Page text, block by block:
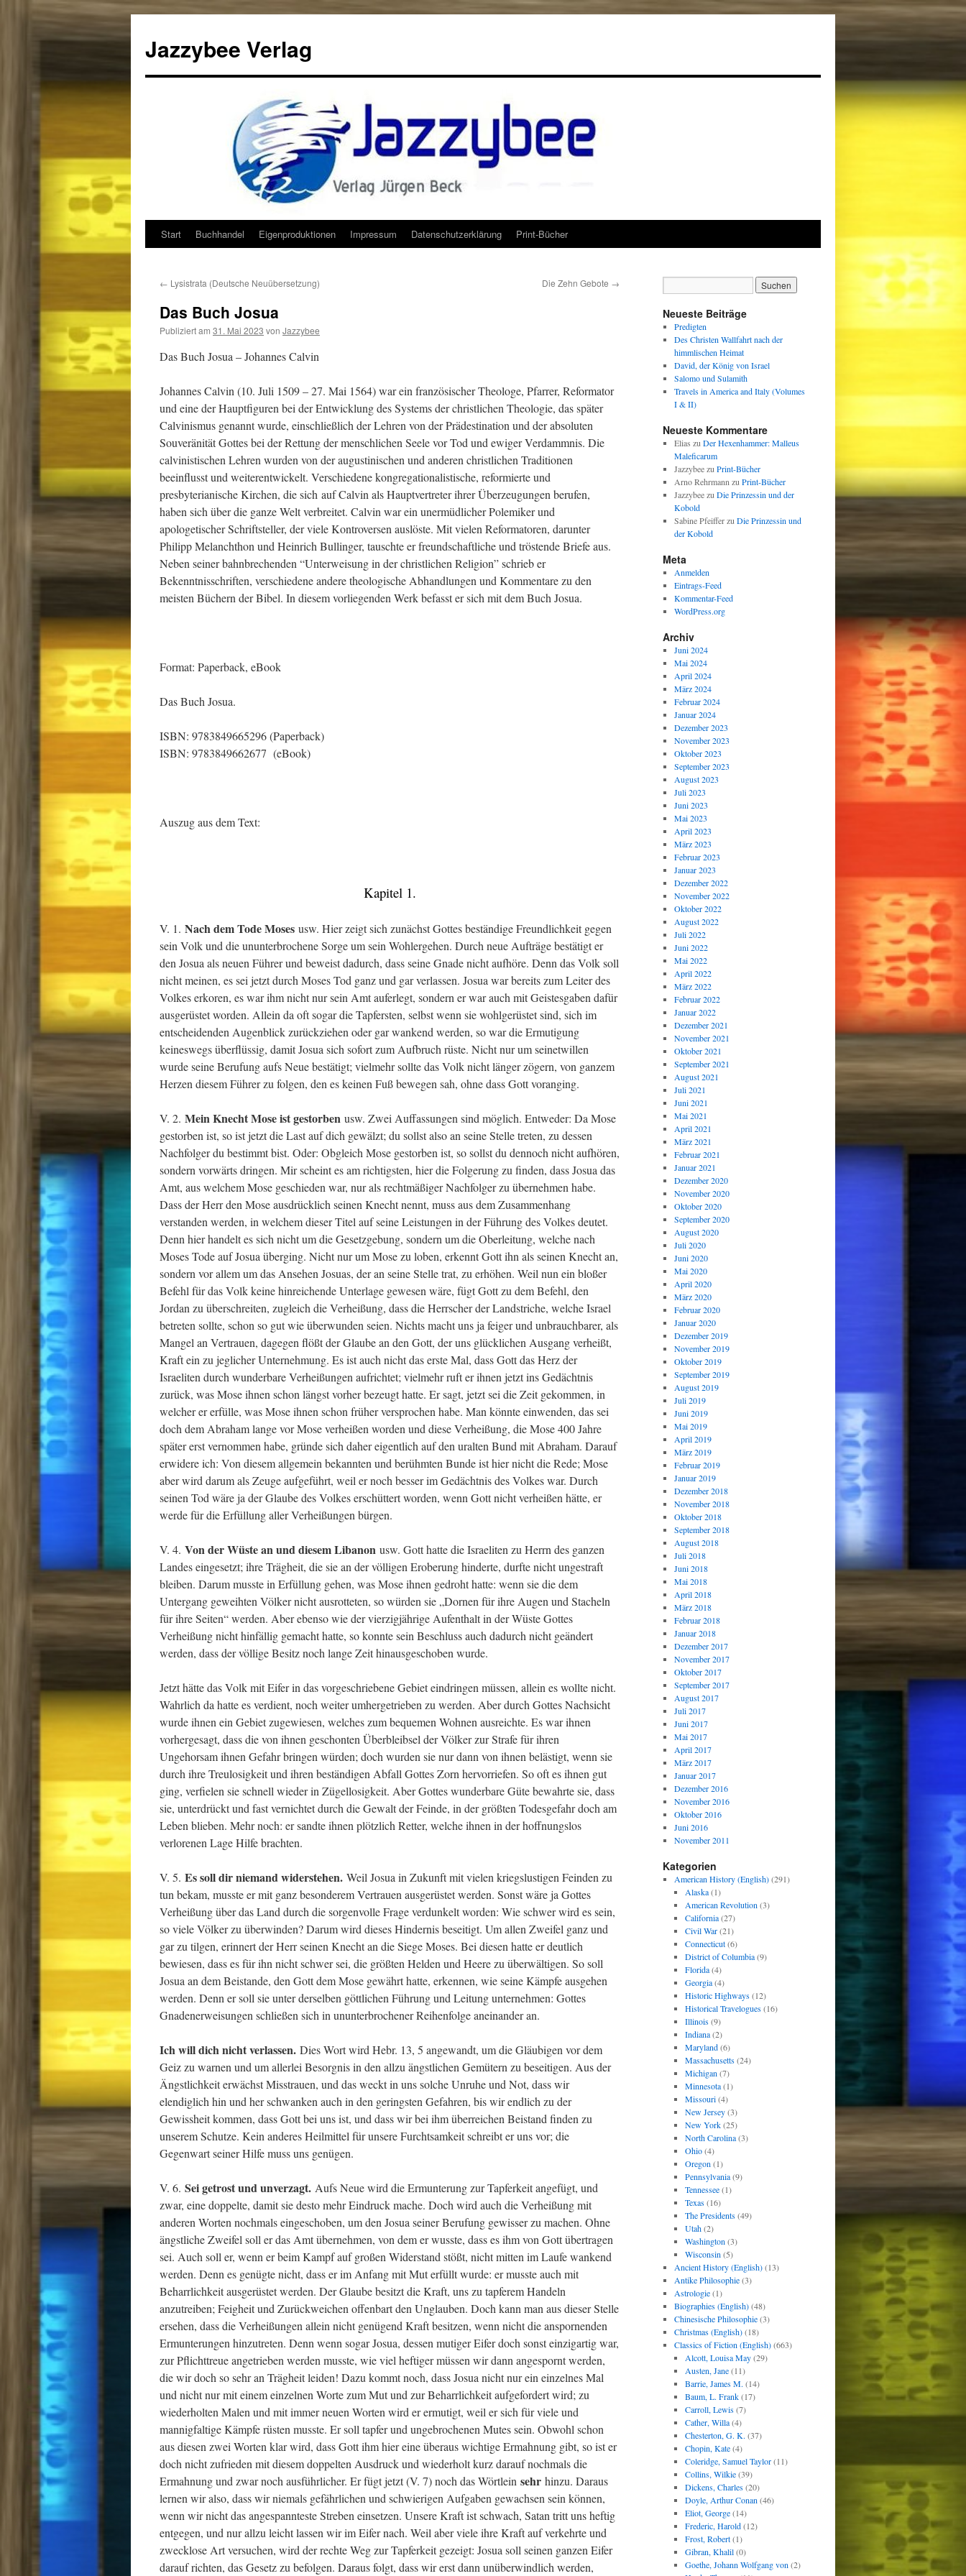
Jazzybee Verlag
Zum
springen
Start Buchhandel Eigenproduktionen Impressum Datenschutzerklärung Print-Bücher
← Lysistrata (Deutsche Neuübersetzung) Die Zehn Gebote →
Das Buch Josua
Publiziert am 31. Mai 2023 von Jazzybee
Das Buch Josua – Johannes Calvin
Johannes Calvin (10. Juli 1509 – 27. Mai 1564) war ein französischer Theologe, Pfarrer, Reformator
und eine der Hauptfiguren bei der Entwicklung des Systems der christlichen Theologie, das später
Calvinismus genannt wurde, einschließlich der Lehren von der Prädestination und der absoluten
Souveränität Gottes bei der Rettung der menschlichen Seele vor Tod und ewiger Verdammnis. Die
calvinistischen Lehren wurden von der augustinischen und anderen christlichen Traditionen
beeinflusst und weiterentwickelt. Verschiedene kongregationalistische, reformierte und
presbyterianische Kirchen, die sich aufCalvin als Hauptvertreter ihrer Überzeugungen berufen,
haben sich über die ganze Welt verbreitet. Calvin war ein unermüdlicher Polemiker und
apologetischer Schriftsteller, der viele Kontroversen auslöste. Mit vielen Reformatoren, darunter
Philipp Melanchthon und Heinrich Bullinger, tauschte er freundschaftliche und tröstende Briefe aus.
Neben seiner bahnbrechenden “Unterweisung in der christlichen Religion” schrieb er
Bekenntnisschriften, verschiedene andere theologische Abhandlungen und Kommentare zu den
meisten Büchern der Bibel. In diesem vorliegenden Werk befasst er sich mit dem Buch Josua.
Format: Paperback, eBook
Das Buch Josua.
ISBN: 9783849665296 (Paperback)
ISBN: 9783849662677 (eBook)
Auszug aus dem Text:
Kapitel 1.
V. 1. Nach dem Tode Moses usw. Hier zeigt sich zunächst Gottes beständige Freundlichkeit gegen
sein Volk und die ununterbrochene Sorge um sein Wohlergehen. Durch neue Aufträge bestätigt er
den Josua als neuen Führer und beweist dadurch, dass seine Gnade nicht aufhöre. Denn das Volk soll
nicht meinen, es sei jetzt durch Moses Tod ganz und gar verlassen. Josua war bereits zum Leiter des
Volkes erkoren, es war ihm nicht nur sein Amt auferlegt, sondern er war auch mit Geistesgaben dafür
ausgerüstet worden. Allein da oft sogar die Tapfersten, selbst wenn sie wohlgerüstet sind, sich im
entscheidenden Augenblick zurückziehen oder gar wankend werden, so war die Ermutigung
keineswegs überflüssig, damit Josua sich sofort zum Aufbruch rüste. Nicht nur um seinetwillen
wurde seine Berufung aufs Neue bestätigt; vielmehr sollte das Volk nicht länger zögern, von ganzem
Herzen diesem Führer zu folgen, den es keinen Fuß bewegen sah, ohne dass Gott voranging.
V. 2. Mein Knecht Mose ist gestorben usw. Zwei Auffassungen sind möglich. Entweder: Da Mose
gestorben ist, so ist jetzt die Last auf dich gewälzt; du sollst also an seine Stelle treten, zu dessen
Nachfolger du bestimmt bist. Oder: Obgleich Mose gestorben ist, so sollst du dennoch nicht aufhören,
sondern vorwärts dringen. Mir scheint es am richtigsten, hier die Folgerung zu finden, dass Josua das
Amt, aus welchem Mose geschieden war, nur als rechtmäßiger Nachfolger zu übernehmen habe.
Dass der Herr den Mose ausdrücklich seinen Knecht nennt, muss aus dem Zusammenhang
verstanden werden, in welchem dieser Titel auf seine Leistungen in der Führung des Volkes deutet.
Denn hier handelt es sich nicht um die Gesetzgebung, sondern um die Oberleitung, welche nach
Moses Tode auf Josua überging. Nicht nur um Mose zu loben, erkennt Gott ihn als seinen Knecht an,
sondern vor allem um das Ansehen Josuas, der an seine Stelle trat, zu erhöhen. Weil nun ein bloßer
Befehl für das Volk keine hinreichende Unterlage gewesen wäre, fügt Gott zu dem Befehl, den
Jordan zu überschreiten, zugleich die Verheißung, dass die Herrscher der Landstriche, welche Israel
betreten sollte, schon so gut wie überwunden seien. Nichts macht uns ja feiger und unbrauchbarer, als
Mangel an Vertrauen, dagegen flößt der Glaube an den Gott, der uns glücklichen Ausgang verheißt,
Kraft ein zu jeglicher Unternehmung. Es ist auch nicht das erste Mal, dass Gott das Herz der
Israeliten durch wunderbare Verheißungen aufrichtet; vielmehr ruft er ihnen jetzt ins Gedächtnis
zurück, was Mose ihnen schon längst vorher bezeugt hatte. Er sagt, jetzt sei die Zeit gekommen, in
welcher er erfülle, was Mose ihnen schon früher versprochen habe. Man könnte einwenden, das sei
doch dem Abraham lange vor Mose verheißen worden und diese Verheißung, die Mose 400 Jahre
später erst vernommen habe, gründe sich daher eigentlich auf den uralten Bund mit Abraham. Darauf
erwidere ich: Von diesem allgemein bekannten und berühmten Bunde ist hier nicht die Rede; Mose
aber wird darum als Zeuge aufgeführt, weil er noch besser im Gedächtnis des Volkes war. Durch
seinen Tod wäre ja der Glaube des Volkes erschüttert worden, wenn Gott nicht verheißen hätte, er
werde für die Erfüllung aller Verheißungen bürgen.
V. 4. Von der Wüste an und diesem Libanon usw. Gott hatte die Israeliten zu Herrn des ganzen
Landes eingesetzt; ihre Trägheit, die sie an der völligen Eroberung hinderte, durfte nicht ungestraft
bleiben. Darum musste in Erfüllung gehen, was Mose ihnen gedroht hatte: wenn sie die dem
Untergang geweihten Völker nicht ausrotteten, so würden sie „Dornen für ihre Augen und Stacheln
für ihre Seiten“ werden. Aber ebenso wie der vierzigjährige Aufenthalt in der Wüste Gottes
Verheißung nicht hinfällig gemacht hatte, so konnte sein Beschluss auch dadurch nicht geändert
werden, dass der völlige Besitz noch lange Zeit hinausgeschoben wurde.
Jetzt hätte das Volk mit Eifer in das vorgeschriebene Gebiet eindringen müssen, allein es wollte nicht.
Wahrlich da hatte es verdient, noch weiter umhergetrieben zu werden. Aber durch Gottes Nachsicht
wurde ihnen ein Gebiet zugewiesen, welches zum bequemen Wohnen ausreichte. Es war ihnen
vorhergesagt, dass die von ihnen geschonten Überbleibsel der Völker zur Strafe für ihren
Ungehorsam ihnen Gefahr bringen würden; doch wurden sie nur dann von ihnen belästigt, wenn sie
durch ihre Treulosigkeit und ihren beständigen Abfall Gottes Zorn hervorriefen. So oft es ihnen gut
ging, verfielen sie schnell wieder in Zügellosigkeit. Aber Gottes wunderbare Güte bewahrte sie, dass
sie, unterdrückt und fast vernichtet durch die Gewalt der Feinde, in der größten Todesgefahr doch am
Leben blieben. Mehr noch: er sandte ihnen plötzlich Retter, welche ihnen in der hoffnungslos
verlorenen Lage Hilfe brachten.
V. 5. Es soll dir niemand widerstehen. Weil Josua in Zukunft mit vielen kriegslustigen Feinden zu
tun bekam, musste er mit ganz besonderem Vertrauen ausgerüstet werden. Sonst wäre ja Gottes
Verheißung über das Land durch die sorgenvolle Frage verdunkelt worden: Wie schwer wird es sein,
so viele Völker zu überwinden? Darum wird dieses Hindernis beseitigt. Um allen Zweifel ganz und
gar zu tilgen, erinnert der Herr seinen Knecht an die Siege Moses. Bei diesen hatte er deutlich
bewiesen, dass es für ihn nicht schwer sei, die größten Helden und Heere zu überwältigen. So soll
Josua an dem Beistande, den Gott dem Mose gewährt hatte, erkennen, wie seine Kämpfe ausgehen
werden. Denn er soll sie unter derselben göttlichen Führung und Leitung unternehmen: Gottes
Gnadenerweisungen schließen sich in ununterbrochener Reihenfolge aneinander an.
Ich will dich nicht verlassen. Dies Wort wird Hebr. 13, 5 angewandt, um die Gläubigen vor dem
Geiz zu warnen und um allerlei Besorgnis in den allzu ängstlichen Gemütern zu beseitigen. Aus der
Ängstlichkeit erwächst Misstrauen, und das weckt in uns solche Unruhe und Not, dass wir
elendiglich hin und her schwanken auch in den geringsten Gefahren, bis wir endlich zu der
Gewissheit kommen, dass Gott bei uns ist, und dass wir bei ihm überreichen Beistand finden zu
unserem Schutze. Kein anderes Heilmittel für unsere Furchtsamkeit schreibt er uns vor; die
Gegenwart seiner Hilfe muss uns genügen.
V. 6. Sei getrost und unverzagt. Aufs Neue wird die Ermunterung zur Tapferkeit angefügt, und
zwar, eine doppelte, damit sie desto mehr Eindruck mache. Doch wird auch die Verheißung mit
anderen Worten nochmals eingeschoben, um den Josua seiner Berufung gewisser zu machen. Ohne
ängstliche Zweifel soll er das Amt übernehmen, von dem er wusste, dass es ihm von Gott übertragen
sei. Auch soll er, wenn er beim Kampf auf großen Widerstand stößt, nicht mitten im Laufe wankend
werden. Denn es genügte nicht, dass er im Anfang mit Mut erfüllt wurde: er musste auch mit
Beharrlichkeit ausgerüstet werden. Der Glaube besitzt die Kraft, uns zu tapferem Handeln
anzutreiben; Feigheit und Zurückweichen offenbart den Unglauben. Doch kann man aus dieser Stelle
ersehen, dass die Verheißungen allein nicht genügend Kraft besitzen, wenn nicht die anspornenden
Ermunterungen hinzutreten. Denn wenn sogar Josua, dessen mutiger Eifer doch sonst einzigartig war,
zur Pflichttreue angetrieben werden musste, wie viel heftiger müssen wir dann angespornt werden,
die wir doch so sehr an Trägheit leiden! Dazu kommt noch, dass Josua nicht nur ein einzelnes Mal
und nicht nur mit einem einzelnen Worte zum Mut und zur Beharrlichkeit aufgefordert wird; zu
wiederholten Malen und mit immer neuen Worten wird er ermutigt, weil er sich für viele und
mannigfaltige Kämpfe rüsten musste. Er soll tapfer und ungebrochenen Mutes sein. Obwohl schon
aus diesen zwei Worten klar wird, dass Gott ihm hier eine überaus wichtige Ermahnung gibt, so ist er
doch nicht zufrieden mit diesem doppelten Ausdruck und wiederholt kurz darauf nochmals die
Ermahnung und zwar noch ausführlicher. Er fügt jetzt (V. 7) noch das Wörtlein sehr hinzu. Daraus
lernen wir also, dass wir niemals gefährlichen und schwierigen Aufgaben gewachsen sein können,
wenn wir nicht das angespannteste Streben einsetzen. Unsere Kraft ist schwach, Satan tritt uns heftig
entgegen, und nur allzu leicht lassen wir im Eifer nach. Weil aber viele ihre Kraft auf verkehrte und
zwecklose Art versuchen, wird der rechte Weg zur Tapferkeit gezeigt: Josua soll seinen ganzen Eifer
darauf richten, das Gesetz zu befolgen. Daraus folgt, dass wir erst dann unüberwindlich werden,
Neueste Beiträge
Predigten
Des Christen Wallfahrt nach der
himmlischen Heimat
David, der König von Israel
Salomo und Sulamith
Travels in America and Italy (Volumes
I & II)
Neueste Kommentare
Elias zu Der Hexenhammer: Malleus
Maleficarum
Jazzybeezu Print-Bücher
Arno Rehrmann zu Print-Bücher
Jazzybeezu Die Prinzessin und der
Kobold
Sabine Pfeifferzu Die Prinzessin und
der Kobold
Meta
Anmelden
Eintrags-Feed
Kommentar-Feed
WordPress.org
Archiv
Juni 2024
Mai 2024
April 2024
März 2024
Februar 2024
Januar 2024
Dezember 2023
November 2023
Oktober 2023
September 2023
August 2023
Juli 2023
Juni 2023
Mai 2023
April 2023
März 2023
Februar 2023
Januar 2023
Dezember 2022
November 2022
Oktober 2022
August 2022
Juli 2022
Juni 2022
Mai 2022
April 2022
März 2022
Februar 2022
Januar 2022
Dezember 2021
November 2021
Oktober 2021
September 2021
August 2021
Juli 2021
Juni 2021
Mai 2021
April 2021
März 2021
Februar 2021
Januar 2021
Dezember 2020
November 2020
Oktober 2020
September 2020
August 2020
Juli 2020
Juni 2020
Mai 2020
April 2020
März 2020
Februar 2020
Januar 2020
Dezember 2019
November 2019
Oktober 2019
September 2019
August 2019
Juli 2019
Juni 2019
Mai 2019
April 2019
März 2019
Februar 2019
Januar 2019
Dezember 2018
November 2018
Oktober 2018
September 2018
August 2018
Juli 2018
Juni 2018
Mai 2018
April 2018
März 2018
Februar 2018
Januar 2018
Dezember 2017
November 2017
Oktober 2017
September 2017
August 2017
Juli 2017
Juni 2017
Mai 2017
April 2017
März 2017
Januar 2017
Dezember 2016
November 2016
Oktober 2016
Juni 2016
November 2011
Kategorien
American History (English)(291)
Alaska(1)
American Revolution (3)
California(27)
Civil War(21)
Connecticut(6)
District of Columbia(9)
Florida(4)
Georgia(4)
Historic Highways(12)
Historical Travelogues(16)
Illinois(9)
Indiana(2)
Maryland(6)
Massachusetts(24)
Michigan (7)
Minnesota(1)
Missouri(4)
New Jersey(3)
New York(25)
North Carolina(3)
Ohio(4)
Oregon (1)
Pennsylvania(9)
Tennessee(1)
Texas(16)
The Presidents(49)
Utah(2)
Washington (3)
Wisconsin (5)
Ancient History (English)(13)
Antike Philosophie(3)
Astrologie(1)
Biographies (English)(48)
Chinesische Philosophie(3)
Christmas (English)(18)
Classics of Fiction (English)(663)
Alcott, Louisa May(29)
Austen, Jane(11)
Barrie, James M. (14)
Baum, L. Frank(17)
Carroll, Lewis(7)
Cather, Willa(4)
Chesterton, G. K. (37)
Chopin, Kate(4)
Coleridge, Samuel Taylor(11)
Collins, Wilkie(39)
Dickens, Charles(20)
Doyle, Arthur Conan (46)
Eliot, George(14)
Frederic, Harold(12)
Frost, Robert(1)
Gibran, Khalil(0)
Goethe, Johann Wolfgang von (2)